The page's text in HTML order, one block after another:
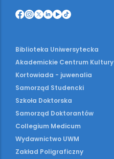
Biblioteka Uniwersytecka
Akademickie Centrum Kultury
Kortowiada - juwenalia
Samorząd Studencki
Szkoła Doktorska
Samorząd Doktorantów
Collegium Medicum
Wydawnictwo UWM
Zakład Poligraficzny